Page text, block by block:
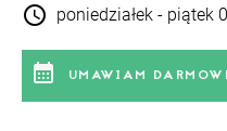
schedule poniedziałek - piątek
calendar_month UMAWIAM